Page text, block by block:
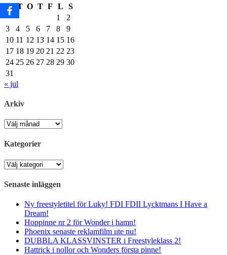
M T O T F L
S
1
2
3
4 5 6 7 8
9
10 11 12 13 14 15 16
17 18 19 20 21 22 23
24 25 26 27 28 29 30
31
« jul
Arkiv
Arkiv
Kategorier
Kategorier
Senaste inläggen
Ny freestyletitel för Luky! FDI FDII Lycktmans I Have a
Dream!
Hoppinne nr 2 för Wonder i hamn!
Phoenix senaste reklamfilm ute nu!
DUBBLA KLASSVINSTER i Freestyleklass 2!
Hattrick i nollor och Wonders första pinne!